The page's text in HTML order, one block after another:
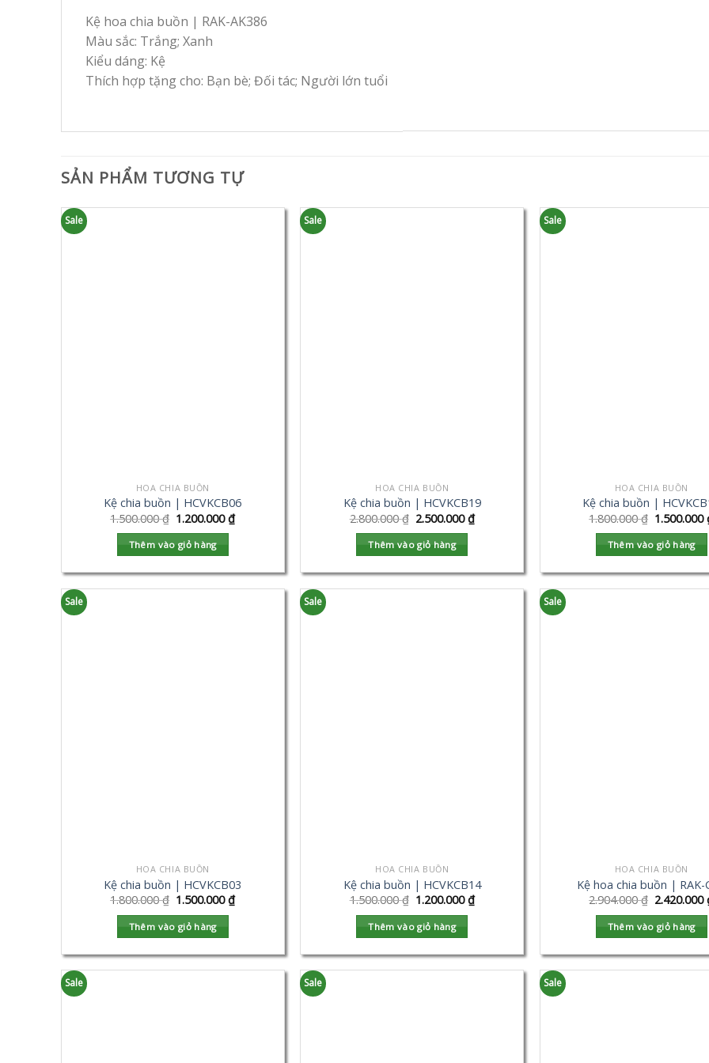
Kệ hoa chia buồn | RAK-AK386
Màu sắc: Trắng; Xanh
Kiểu dáng: Kệ
Thích hợp tặng cho: Bạn bè; Đối tác; Người lớn tuổi
SẢN PHẨM TƯƠNG TỰ
Sale
HOA CHIA BUỒN
Kệ chia buồn | HCVKCB06
1.500.000₫ 1.200.000₫
Thêm vào giỏ hàng
Sale
HOA CHIA BUỒN
Kệ chia buồn | HCVKCB19
2.800.000₫ 2.500.000₫
Thêm vào giỏ hàng
Sale
HOA CHIA BUỒN
Kệ chia buồn |
1.800.000₫ 1.500.000
Thêm vào giỏ hàng
Sale
HOA CHIA BUỒN
Kệ chia buồn | HCVKCB03
1.800.000₫ 1.500.000₫
Thêm vào giỏ hàng
Sale
HOA CHIA BUỒN
Kệ chia buồn | HCVKCB14
1.500.000₫ 1.200.000₫
Thêm vào giỏ hàng
Sale
HOA CHIA BUỒN
Kệ hoa chia buồn | RAK-
2.904.000₫ 2.420.000
Thêm vào giỏ hàng
Sale Sale Sale